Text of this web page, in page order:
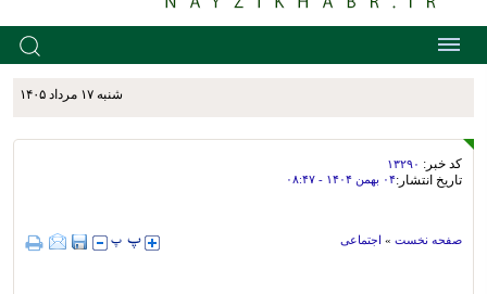
شنبه ۱۷ مرداد ۱۴۰۵
کد خبر: ۱۳۲۹۰
تاریخ انتشار:۰۴ بهمن ۱۴۰۴ - ۰۸:۴۷
صفحه نخست » اجتماعی